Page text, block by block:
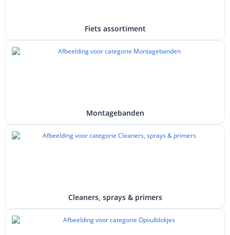
Fiets assortiment
Montagebanden
Cleaners, sprays & primers